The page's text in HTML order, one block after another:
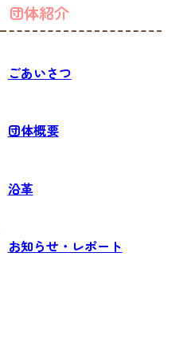
団体紹介
ごあいさつ
団体概要
沿革
お知らせ・レポート